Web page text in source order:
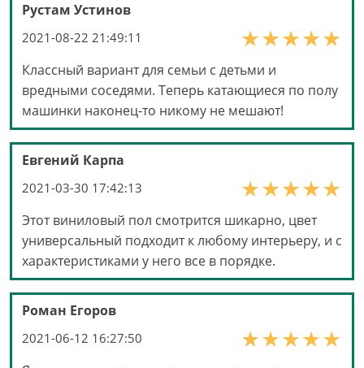
Рустам Устинов
2021-08-22 21:49:11
Классный вариант для семьи с детьми и
вредными соседями. Теперь катающиеся по полу
машинки наконец-то никому не мешают!
Евгений Карпа
2021-03-30 17:42:13
Этот виниловый пол смотрится шикарно, цвет
универсальный подходит к любому интерьеру, и с
характеристиками у него все в порядке.
Роман Егоров
2021-06-12 16:27:50